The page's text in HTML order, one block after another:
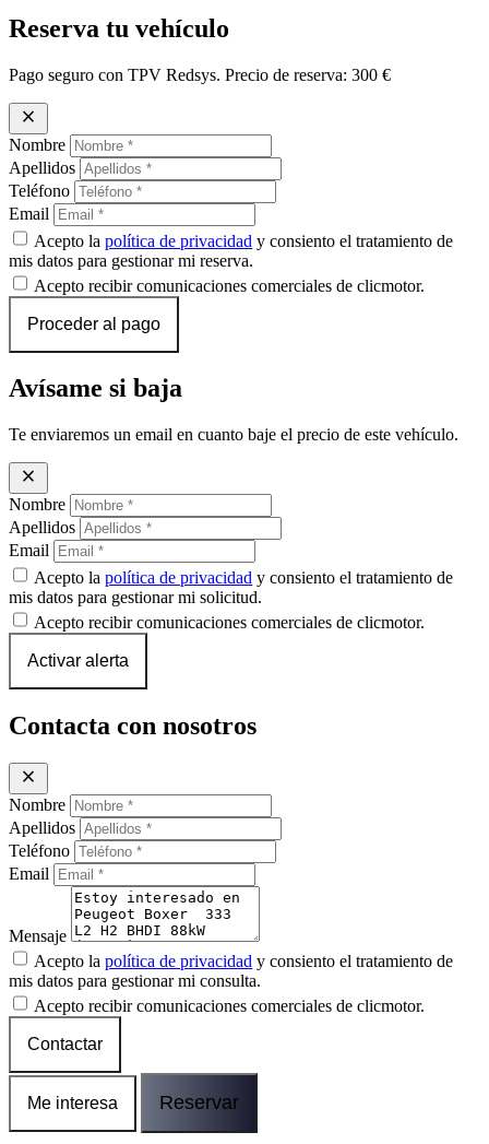
Reserva tu vehículo
Pago seguro con TPV Redsys. Precio de reserva: 300 €
close
Nombre
Apellidos
Teléfono
Email
Acepto lapolítica de privacidad y consiento el tratamiento de
mis datos para gestionar mi reserva.
Acepto recibir comunicaciones comerciales de clicmotor.
Proceder al pago
Avísame si baja
Te enviaremos un email en cuanto baje el precio de este vehículo.
close
Nombre
Apellidos
Email
Acepto lapolítica de privacidad y consiento el tratamiento de
mis datos para gestionar mi solicitud.
Acepto recibir comunicaciones comerciales de clicmotor.
Activar alerta
Contacta con nosotros
close
Nombre
Apellidos
Teléfono
Email
Mensaje
Acepto lapolítica de privacidad y consiento el tratamiento de
mis datos para gestionar mi consulta.
Acepto recibir comunicaciones comerciales de clicmotor.
Contactar
Me interesa Reservar